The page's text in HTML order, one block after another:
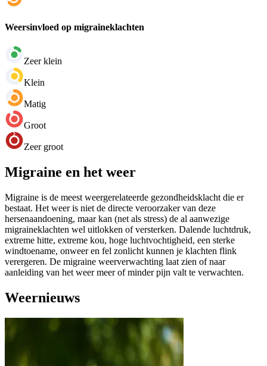
Weersinvloed op migraineklachten
Zeer klein
Klein
Matig
Groot
Zeer groot
Migraine en het weer
Migraine is de meest weergerelateerde gezondheidsklacht die er
bestaat. Het weer is niet de directe veroorzaker van deze
hersenaandoening, maar kan (net als stress) de al aanwezige
migraineklachten wel uitlokken of versterken. Dalende luchtdruk,
extreme hitte, extreme kou, hoge luchtvochtigheid, een sterke
windtoename, onweer en fel zonlicht kunnen je klachten flink
verergeren. De migraine weerverwachting laat zien of naar
aanleiding van het weer meer of minder pijn valt te verwachten.
Weernieuws